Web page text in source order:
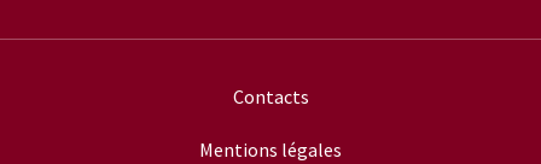
Contacts
Mentions légales